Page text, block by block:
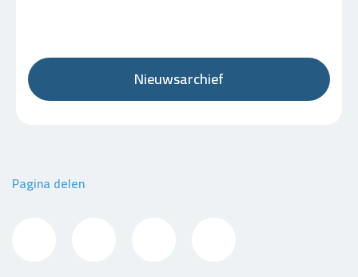
Nieuwsarchief
Pagina delen